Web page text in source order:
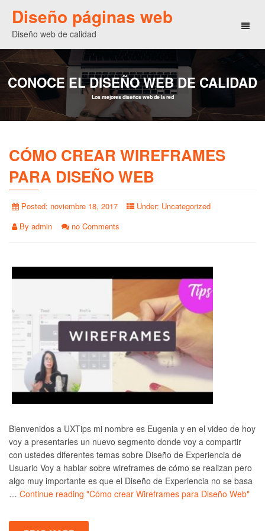
Diseño páginas web
Diseño web de calidad
CONOCE EL DISEÑO WEB DE CALIDAD
Los mejores diseños web de la red
CÓMO CREAR WIREFRAMES
PARA DISEÑO WEB
Posted: noviembre 18, 2017 Under: Uncategorized
By admin no Comments
Bienvenidos a UXTips mi nombre es Eugenia y en el video de hoy
voy a presentarles un nuevo segmento donde voy a compartir
con ustedes diferentes temas sobre Diseño de Experiencia de
Usuario Voy a hablar sobre wireframes de cómo se realizan pero
algo muy importante es que el Diseño de Experiencia no se basa
… Continue reading "Cómo crear Wireframes para Diseño Web"